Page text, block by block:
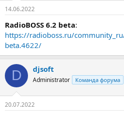
14.06.2022
RadioBOSS 6.2 beta:
https://radioboss.ru/
beta.4622/
D djsoft
Administrator Команда форума
20.07.2022